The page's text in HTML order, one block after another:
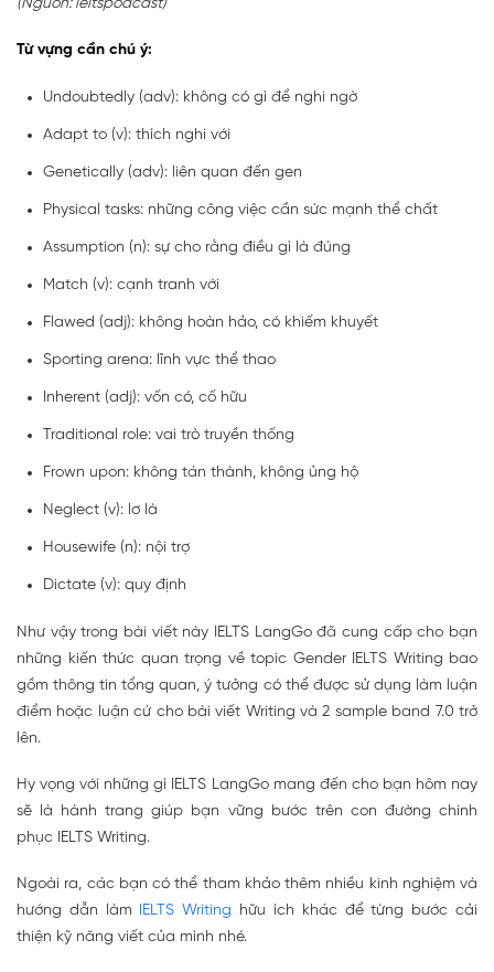
(Nguồn: ieltspodcast)
Từ vựng cần chú ý:
Undoubtedly (adv): không có gì để nghi ngờ
Adapt to (v): thích nghi với
Genetically (adv): liên quan đến gen
Physical tasks: những công việc cần sức mạnh thể chất
Assumption (n): sự cho rằng điều gì là đúng
Match (v): cạnh tranh với
Flawed (adj): không hoàn hảo, có khiếm khuyết
Sporting arena: lĩnh vực thể thao
Inherent (adj): vốn có, cố hữu
Traditional role: vai trò truyền thống
Frown upon: không tán thành, không ủng hộ
Neglect (v): lơ là
Housewife (n): nội trợ
Dictate (v): quy định
Như vậy trong bài viết này IELTS LangGo đã cung cấp cho bạn
những kiến thức quan trọng về topic Gender IELTS Writing bao
gồm thông tin tổng quan, ý tưởng có thể được sử dụng làm luận
điểm hoặc luận cứ cho bài viết Writing và 2 sample band 7.0 trở
lên.
Hy vọng với những gì IELTS LangGo mang đến cho bạn hôm nay
sẽ là hành trang giúp bạn vững bước trên con đường chinh
phục IELTS Writing.
Ngoài ra, các bạn có thể tham khảo thêm nhiều kinh nghiệm và
hướng dẫn làm IELTS Writing hữu ích khác để từng bước cải
thiện kỹ năng viết của mình nhé.